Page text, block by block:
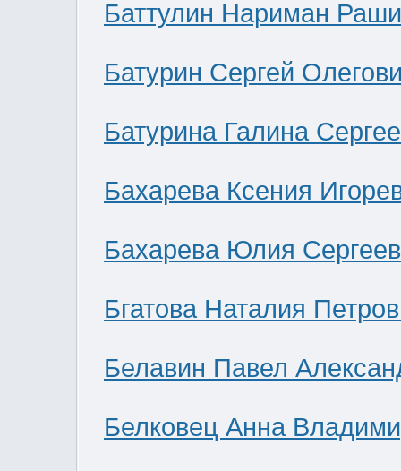
Баттулин Нариман
Батурин Сергей
Батурина Галина
Бахарева Ксения
Бахарева Юлия
Бгатова Наталия
Белавин Павел
Белковец Анна